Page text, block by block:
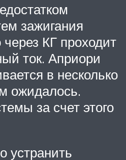
зажигания
через КГ проходит
ток. Априори
в несколько
ожидалось.
за счет этого
устранить